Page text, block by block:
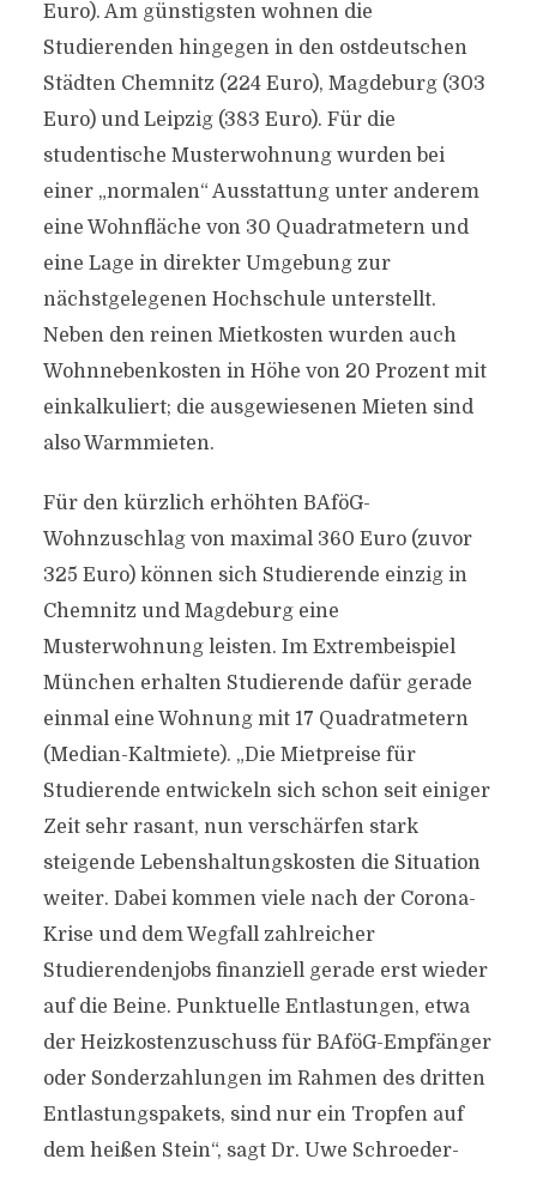
Euro). Am günstigsten wohnen die
Studierenden hingegen in den ostdeutschen
Städten Chemnitz (224 Euro), Magdeburg (303
Euro) und Leipzig (383 Euro). Für die
studentische Musterwohnung wurden bei
einer „normalen“ Ausstattung unter anderem
eine Wohnfläche von 30 Quadratmetern und
eine Lage in direkter Umgebung zur
nächstgelegenen Hochschule unterstellt.
Neben den reinen Mietkosten wurden auch
Wohnnebenkosten in Höhe von 20 Prozent mit
einkalkuliert; die ausgewiesenen Mieten sind
also Warmmieten.
Für den kürzlich erhöhten BAföG-
Wohnzuschlag von maximal 360 Euro (zuvor
325 Euro) können sich Studierende einzig in
Chemnitz und Magdeburg eine
Musterwohnung leisten. Im Extrembeispiel
München erhalten Studierende dafür gerade
einmal eine Wohnung mit 17 Quadratmetern
(Median-Kaltmiete). „Die Mietpreise für
Studierende entwickeln sich schon seit einiger
Zeit sehr rasant, nun verschärfen stark
steigende Lebenshaltungskosten die Situation
weiter. Dabei kommen viele nach der Corona-
Krise und dem Wegfall zahlreicher
Studierendenjobs finanziell gerade erst wieder
auf die Beine. Punktuelle Entlastungen, etwa
der Heizkostenzuschuss für BAföG-Empfänger
oder Sonderzahlungen im Rahmen des dritten
Entlastungspakets, sind nur ein Tropfen auf
dem heißen Stein“, sagt Dr. Uwe Schroeder-